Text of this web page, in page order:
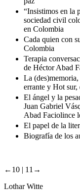
“Insistimos en la
sociedad civil
en Colombia
Cada quien con
Colombia
Terapia
de Héctor Abad
La
errante y Hot sur,
El ángel y la
Juan Gabriel
Abad Faciolince
El papel de la
Biografía de los
←10 | 11→
Lothar Witte